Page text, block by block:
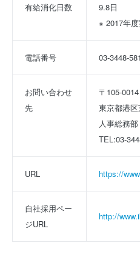
有給消化日数
9.8日
※ 2017年
電話番号 03-3448-
お問い合わせ
先
〒105-0014
東京都港
人事総務
TEL:03-
URL https://
自社採用ペー
ジURL
http://